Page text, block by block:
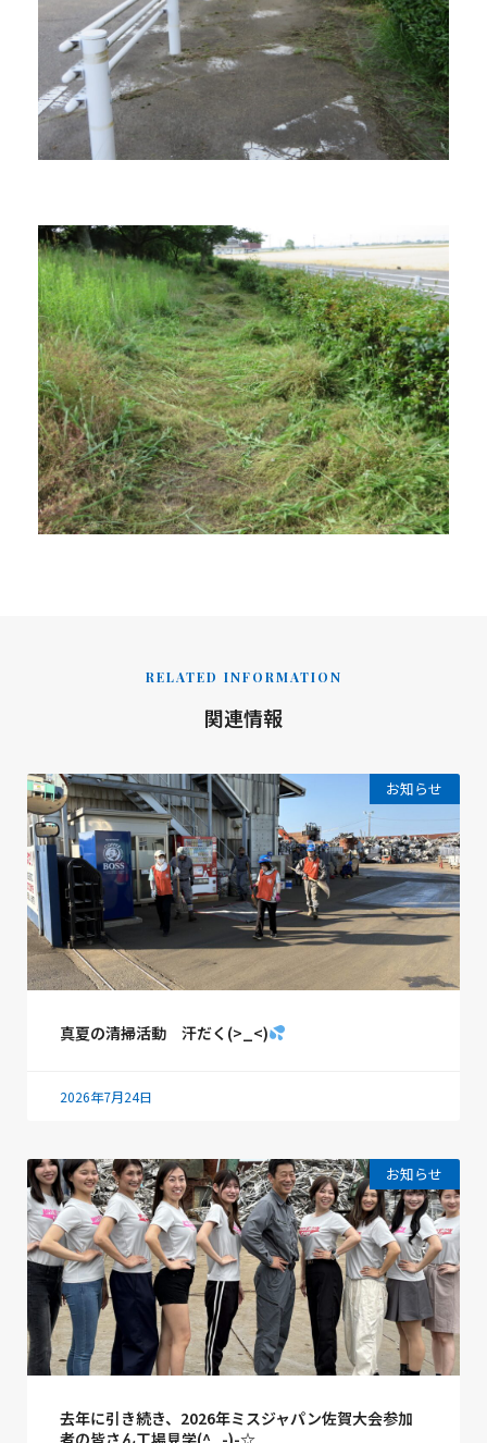
RELATED INFORMATION
関連情報
お知らせ
真夏の清掃活動 汗だく(>_<)
2026年7月24日
お知らせ
去年に引き続き、2026年ミスジャパン佐賀大会参加
者の皆さん工場見学(^_-)-☆